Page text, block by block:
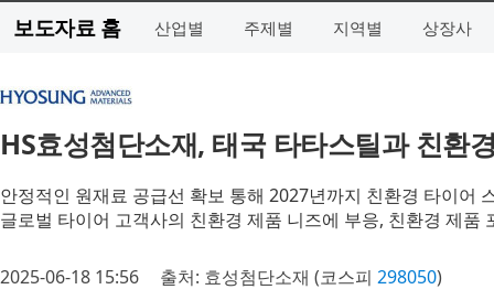
보도자료 홈 산업별 주제별 지역별 상장사
HS효성첨단소재, 태국 타타스틸과 친환
안정적인 원재료 공급선 확보 통해 2027년까지 친환경 타이어
글로벌 타이어 고객사의 친환경 제품 니즈에 부응, 친환경 제품
2025-06-18 15:56 출처: 효성첨단소재 (코스피 298050)